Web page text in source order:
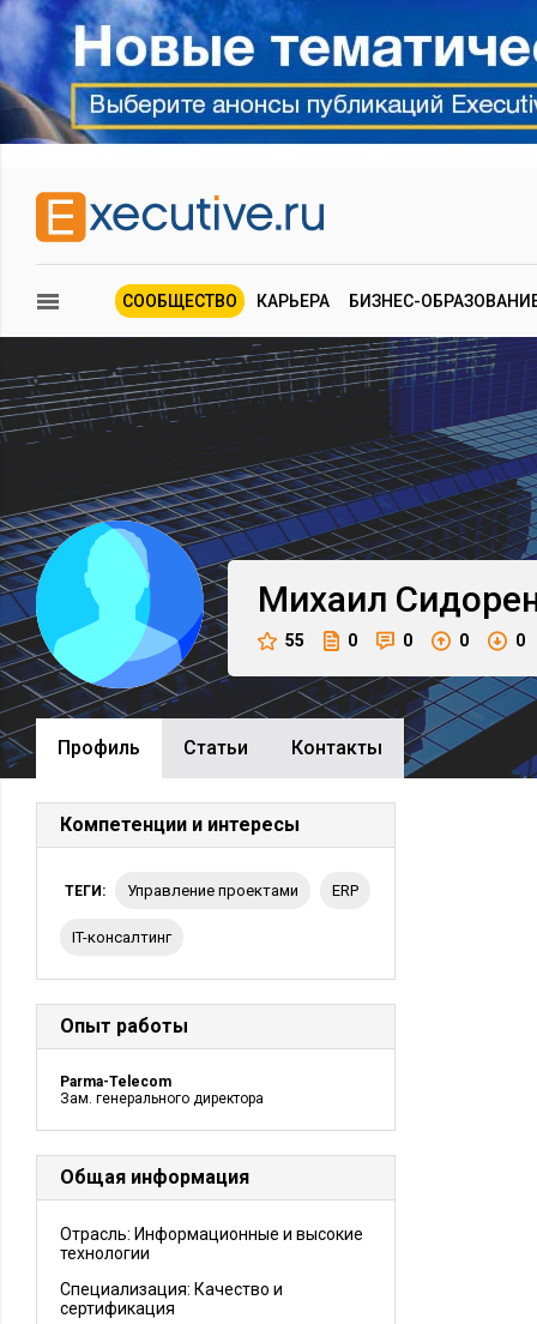
СООБЩЕСТВО КАРЬЕРА БИЗНЕС-
Михаил
55 0 0 0 0
Профиль Cтатьи Контакты
Компетенции и интересы
ТЕГИ: управление проектами ERP
IT-консалтинг
Опыт работы
Parma-Telecom
Зам. генерального директора
Общая информация
Отрасль: Информационные и высокие
технологии
Специализация: Качество и
сертификация